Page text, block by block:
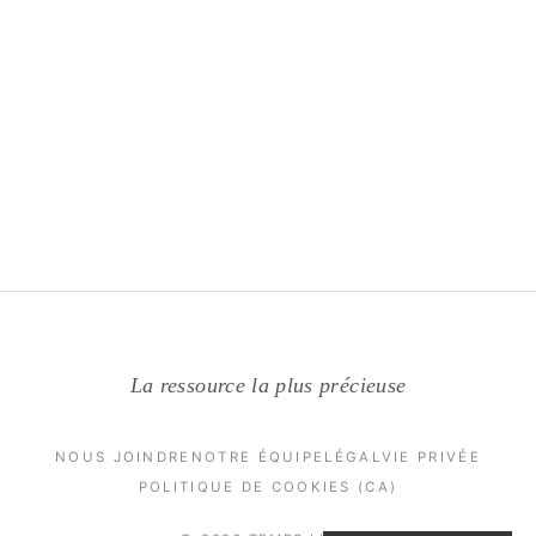
La ressource la plus précieuse
NOUS JOINDRE NOTRE ÉQUIPE LÉGALVIE PRIVÉE
POLITIQUE DE COOKIES (CA)